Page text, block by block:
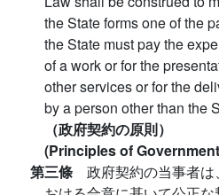
the State forms one of the
the State must pay the
of a work or for the
other services or for the
by a person other than the
（政府契約の原則）
(Principles of
第三條 政府契約の当事者